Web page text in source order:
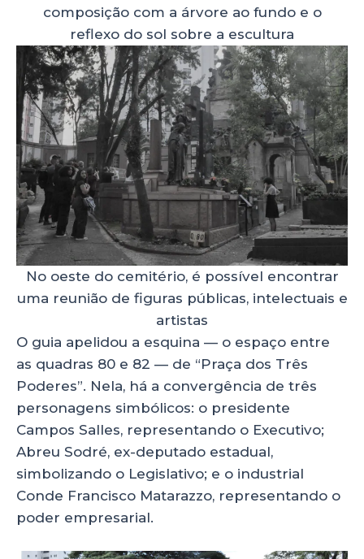
composição com a árvore ao fundo e o
reflexo do sol sobre a escultura
No oeste do cemitério, é possível encontrar
uma reunião de figuras públicas, intelectuais e
artistas
O guia apelidou a esquina — o espaço entre
as quadras 80 e 82 — de “Praça dos Três
Poderes”. Nela, há a convergência de três
personagens simbólicos: o presidente
Campos Salles, representando o Executivo;
Abreu Sodré, ex-deputado estadual,
simbolizando o Legislativo; e o industrial
Conde Francisco Matarazzo, representando o
poder empresarial.